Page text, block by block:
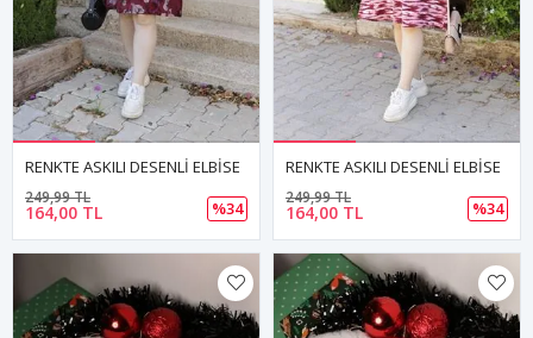
RENKTE ASKILI DESENLİ ELBİSE
164,00 TL
249,99 TL
%34
RENKTE ASKILI DESENLİ ELBİSE
164,00 TL
249,99 TL
%34